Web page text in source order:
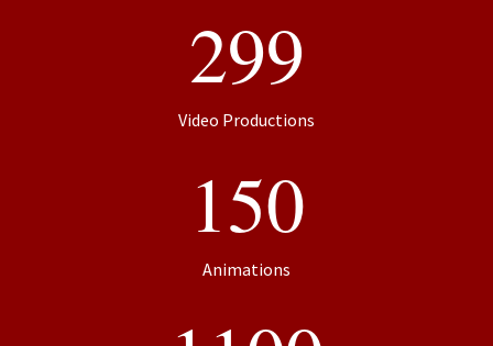
299
Video Productions
150
Animations